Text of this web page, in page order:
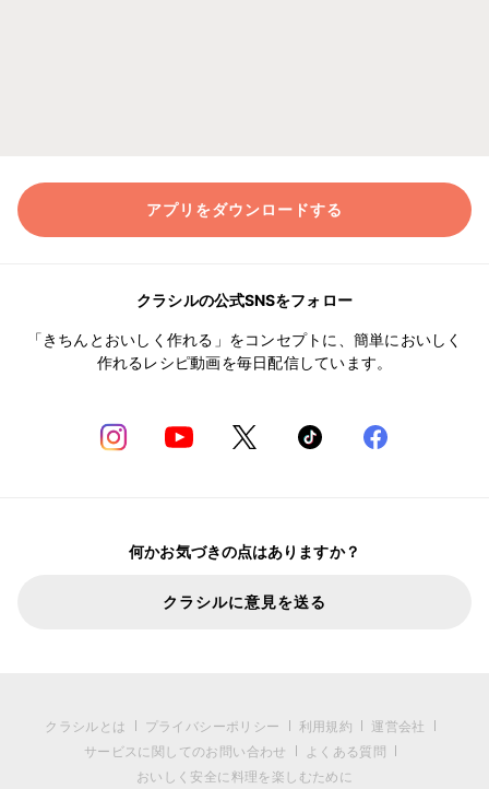
アプリをダウンロードする
クラシルの公式SNSをフォロー
「きちんとおいしく作れる」をコンセプトに、簡単においしく
作れるレシピ動画を毎日配信しています。
何かお気づきの点はありますか？
クラシルに意見を送る
クラシルとは プライバシーポリシー 利用規約
運営会社
サービスに関してのお問い合わせ
よくある質問
おいしく安全に料理を楽しむために